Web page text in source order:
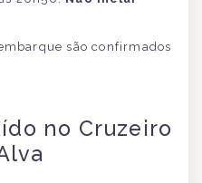
são confirmados
no Cruzeiro